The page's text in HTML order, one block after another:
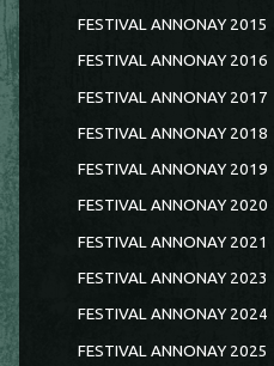
FESTIVAL ANNONAY 2015
FESTIVAL ANNONAY 2016
FESTIVAL ANNONAY 2017
FESTIVAL ANNONAY 2018
FESTIVAL ANNONAY 2019
FESTIVAL ANNONAY 2020
FESTIVAL ANNONAY 2021
FESTIVAL ANNONAY 2023
FESTIVAL ANNONAY 2024
FESTIVAL ANNONAY 2025